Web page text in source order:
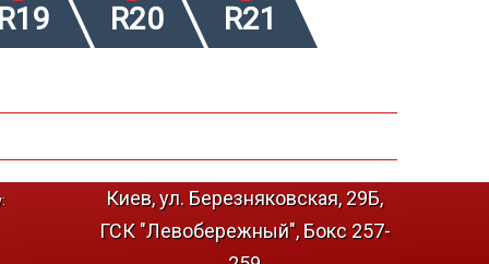
R20 R21
Киев, ул. Березняковская, 29Б,
ГСК "Левобережный", Бокс 257-